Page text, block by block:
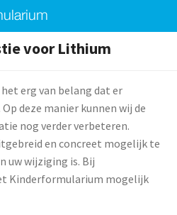
voor Lithium
erg van belang dat er
deze manier kunnen wij de
nog verder verbeteren.
en concreet mogelijk te
uw wijziging is. Bij
Kinderformularium mogelijk